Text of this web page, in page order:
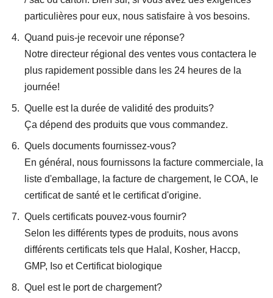
particulières pour eux, nous satisfaire à vos besoins.
Quand puis-je recevoir une réponse?
Notre directeur régional des ventes vous contactera le
plus rapidement possible dans les 24 heures de la
journée!
Quelle est la durée de validité des produits?
Ça dépend des produits que vous commandez.
Quels documents fournissez-vous?
En général, nous fournissons la facture commerciale, la
liste d'emballage, la facture de chargement, le COA, le
certificat de santé et le certificat d'origine.
Quels certificats pouvez-vous fournir?
Selon les différents types de produits, nous avons
différents certificats tels que Halal, Kosher, Haccp,
GMP, Iso et Certificat biologique
Quel est le port de chargement?